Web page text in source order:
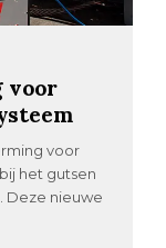
voor
voor
het gutsen
Deze nieuwe